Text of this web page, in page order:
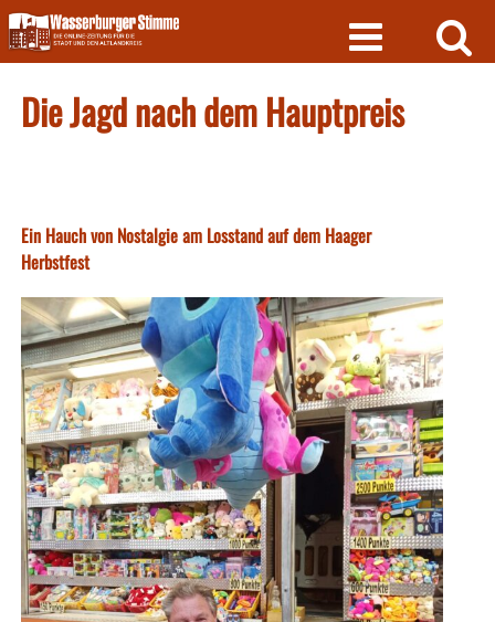
Skip
to
content
Die Jagd nach dem Hauptpreis
Ein Hauch von Nostalgie am Losstand auf dem Haager
Herbstfest